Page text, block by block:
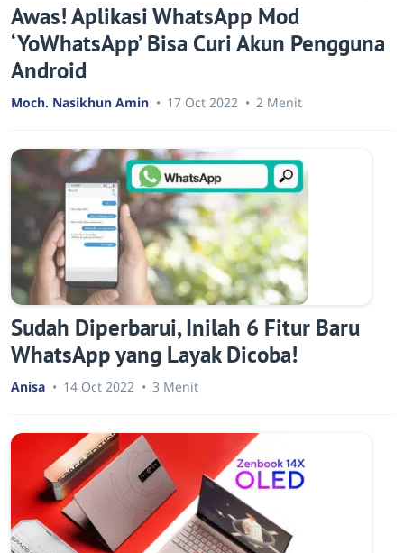
Awas! Aplikasi WhatsApp Mod
‘YoWhatsApp’ Bisa Curi Akun Pengguna
Android
Moch. Nasikhun Amin 17 Oct 2022 2 Menit
Sudah Diperbarui, Inilah 6 Fitur Baru
WhatsApp yang Layak Dicoba!
Anisa 14 Oct 2022 3 Menit